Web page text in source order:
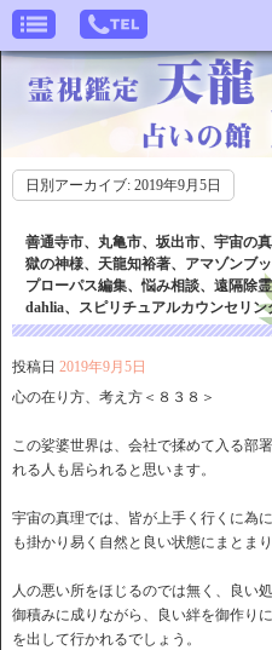
日別アーカイブ: 2019年9月5日
善通寺市、丸亀市、坂出市、宇宙の
獄の神様、天龍知裕著、アマゾンブ
プローパス編集、悩み相談、遠隔
dahlia、スピリチュアルカウンセリン
投稿日 2019年9月5日
心の在り方、考え方＜８３８＞
この娑婆世界は、会社で揉めて入る部
れる人も居られると思います。
宇宙の真理では、皆が上手く行くに為
も掛かり易く自然と良い状態にまとま
人の悪い所をほじるのでは無く、良い
御積みに成りながら、良い絆を御作り
を出して行かれるでしょう。